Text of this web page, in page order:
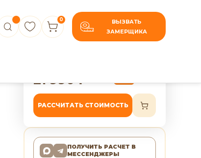
0
ВЫЗВАТЬ
ЗАМЕРЩИКА
21 990₽
РАССЧИТАТЬ СТОИМОСТЬ
ПОЛУЧИТЬ РАСЧЕТ В
МЕССЕНДЖЕРЫ